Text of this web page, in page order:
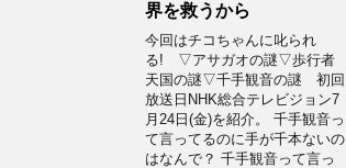
界を救うから
今回はチコちゃんに叱られ
る! ▽アサガオの謎▽歩行者
天国の謎▽千手観音の謎 初回
放送日NHK総合テレビジョン7
月24日(金)を紹介。 千手観音っ
て言ってるのに手が千本ないの
はなんで？ 千手観音って言っ